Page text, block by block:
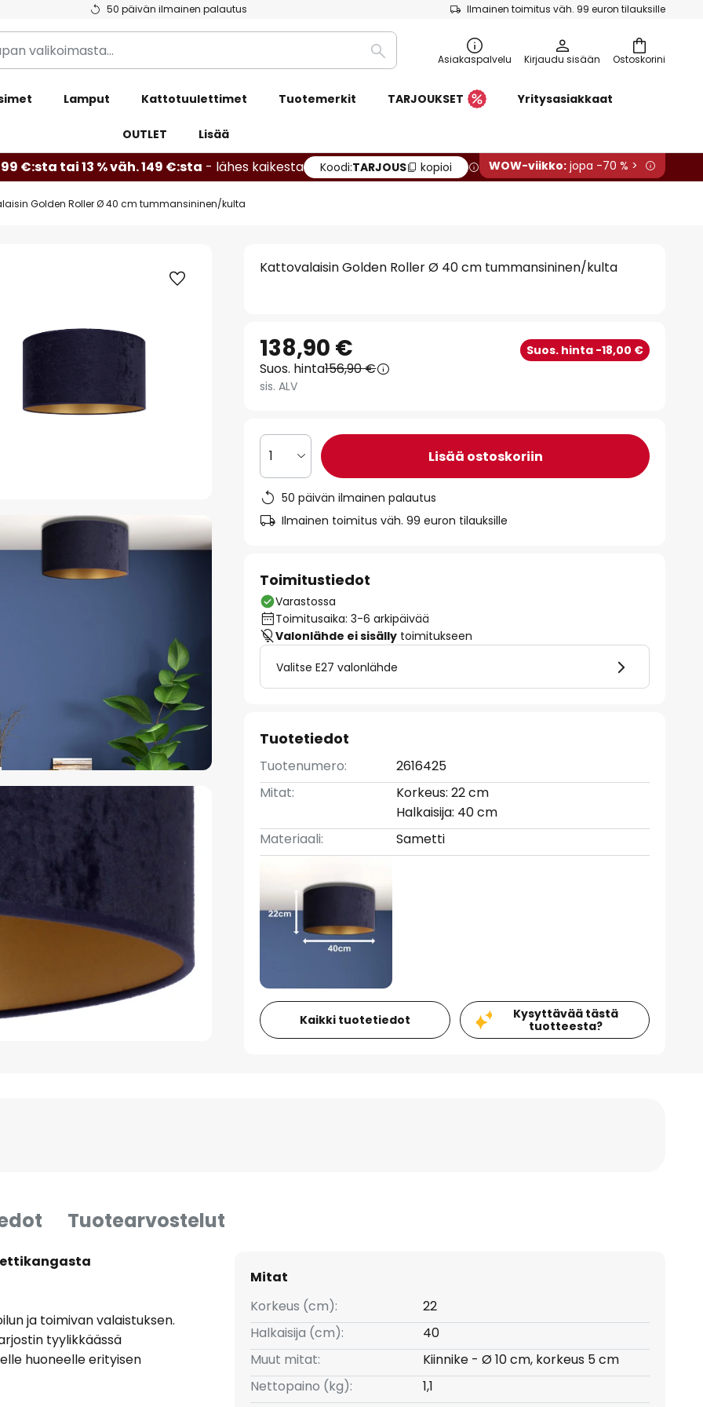
50 päivän ilmainen palautus Ilmainen toimitus väh. 99 euron tilauksille
Ostoskorini
Etsi Asiakaspalvelu Kirjaudu sisään
Lamput Kattotuulettimet Tuotemerkit TARJOUKSET Yritysasiakkaat
OUTLET Lisää
€:sta tai 13 % väh. 149 €:sta - lähes kaikesta Koodi:TARJOUS kopioi WOW-viikko: jopa -70 % >
Golden Roller Ø 40 cm tummansininen/kulta
Kattovalaisin Golden Roller Ø 40 cm tummansininen/kulta
138,90 € Suos. hinta -18,00 €
Suos. hinta156,90 €
sis. ALV
1 Lisää ostoskoriin
50 päivän ilmainen palautus
Ilmainen toimitus väh. 99 euron tilauksille
Toimitustiedot
Varastossa
Toimitusaika: 3-6 arkipäivää
Valonlähde ei sisälly toimitukseen
Valitse E27 valonlähde
Tuotetiedot
Tuotenumero:
2616425
Mitat:
Korkeus: 22 cm
Halkaisija: 40 cm
Materiaali:
Sametti
Kaikki tuotetiedot
Kysyttävää tästä
tuotteesta?
Tuotearvostelut
ja toimivan valaistuksen.
tyylikkäässä
huoneelle erityisen
Mitat
Korkeus (cm):
22
Halkaisija (cm):
40
Muut mitat:
Kiinnike - Ø 10 cm, korkeus 5 cm
Nettopaino (kg):
1,1